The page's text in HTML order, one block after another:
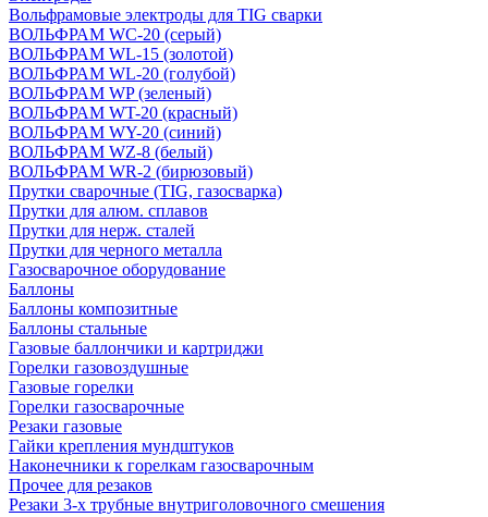
Вольфрамовые электроды для TIG сварки
ВОЛЬФРАМ WC-20 (серый)
ВОЛЬФРАМ WL-15 (золотой)
ВОЛЬФРАМ WL-20 (голубой)
ВОЛЬФРАМ WP (зеленый)
ВОЛЬФРАМ WT-20 (красный)
ВОЛЬФРАМ WY-20 (синий)
ВОЛЬФРАМ WZ-8 (белый)
ВОЛЬФРАМ WR-2 (бирюзовый)
Прутки сварочные (TIG, газосварка)
Прутки для алюм. сплавов
Прутки для нерж. сталей
Прутки для черного металла
Газосварочное оборудование
Баллоны
Баллоны композитные
Баллоны стальные
Газовые баллончики и картриджи
Горелки газовоздушные
Газовые горелки
Горелки газосварочные
Резаки газовые
Гайки крепления мундштуков
Наконечники к горелкам газосварочным
Прочее для резаков
Резаки 3-х трубные внутриголовочного смешения